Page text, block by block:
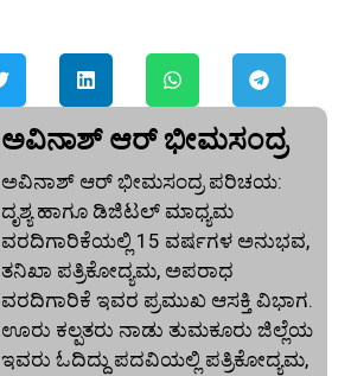
ಅವಿನಾಶ್‌ ಆರ್‌ ಭೀಮಸಂದ್ರ
ಅವಿನಾಶ್‌ ಆರ್‌ ಭೀಮಸಂದ್ರ ಪರಿಚಯ:
ದೃಶ್ಯ ಹಾಗೂ ಡಿಜಿಟಲ್ ಮಾಧ್ಯಮ
ವರದಿಗಾರಿಕೆಯಲ್ಲಿ 15 ವರ್ಷಗಳ ಅನುಭವ,
ತನಿಖಾ ಪತ್ರಿಕೋದ್ಯಮ, ಅಪರಾಧ
ವರದಿಗಾರಿಕೆ ಇವರ ಪ್ರಮುಖ ಆಸಕ್ತಿ ವಿಭಾಗ.
ಊರು ಕಲ್ಪತರು ನಾಡು ತುಮಕೂರು ಜಿಲ್ಲೆಯ
ಇವರು ಓದಿದ್ದು ಪದವಿಯಲ್ಲಿ ಪತ್ರಿಕೋದ್ಯಮ,